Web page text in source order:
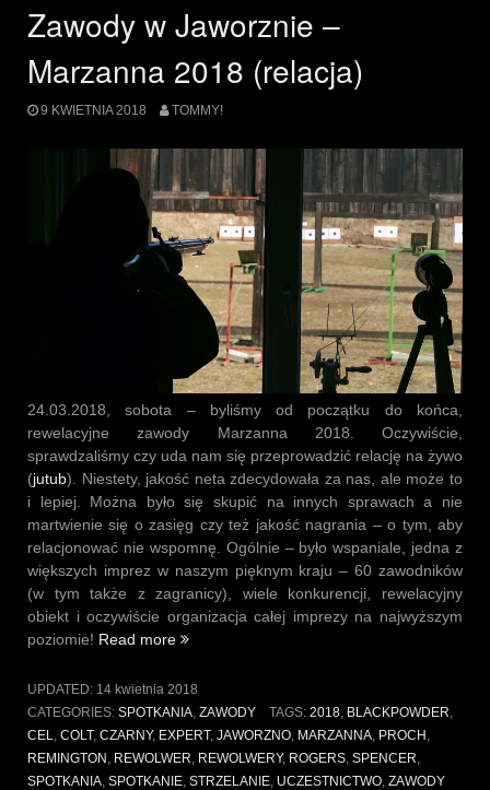
Zawody w Jaworznie –
Marzanna 2018 (relacja)
9 KWIETNIA 2018 TOMMY!
24.03.2018, sobota – byliśmy od początku do końca,
rewelacyjne zawody Marzanna 2018. Oczywiście,
sprawdzaliśmy czy uda nam się przeprowadzić relację na żywo
(jutub). Niestety, jakość neta zdecydowała za nas, ale może to
i lepiej. Można było się skupić na innych sprawach a nie
martwienie się o zasięg czy też jakość nagrania – o tym, aby
relacjonować nie wspomnę. Ogólnie – było wspaniale, jedna z
większych imprez w naszym pięknym kraju – 60 zawodników
(w tym także z zagranicy), wiele konkurencji, rewelacyjny
obiekt i oczywiście organizacja całej imprezy na najwyższym
poziomie! Read more „Zawody
Jaworznie
–
Marzanna
2018
(relacja)”
UPDATED: 14 kwietnia 2018
CATEGORIES: SPOTKANIA, ZAWODY TAGS: 2018, BLACKPOWDER,
CEL, COLT, CZARNY, EXPERT, JAWORZNO, MARZANNA, PROCH,
REMINGTON, REWOLWER, REWOLWERY, ROGERS, SPENCER,
SPOTKANIA, SPOTKANIE, STRZELANIE, UCZESTNICTWO, ZAWODY